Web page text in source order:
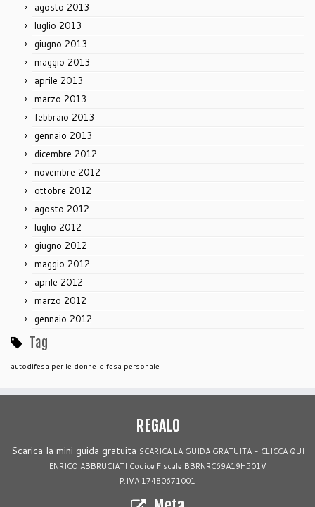
agosto 2013
luglio 2013
giugno 2013
maggio 2013
aprile 2013
marzo 2013
febbraio 2013
gennaio 2013
dicembre 2012
novembre 2012
ottobre 2012
agosto 2012
luglio 2012
giugno 2012
maggio 2012
aprile 2012
marzo 2012
gennaio 2012
Tag
autodifesa per le donne difesa personale
REGALO
Scarica la mini guida gratuita SCARICA LA GUIDA GRATUITA - CLICCA QUI
ENRICO ABBRUCIATI Codice Fiscale BBRNRC69A19H501V
P.IVA 17480671001